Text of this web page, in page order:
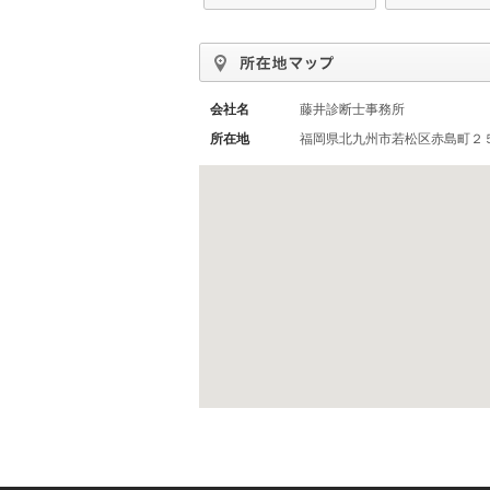
会社名
藤井診断士事務所
所在地
福岡県北九州市若松区赤島町２